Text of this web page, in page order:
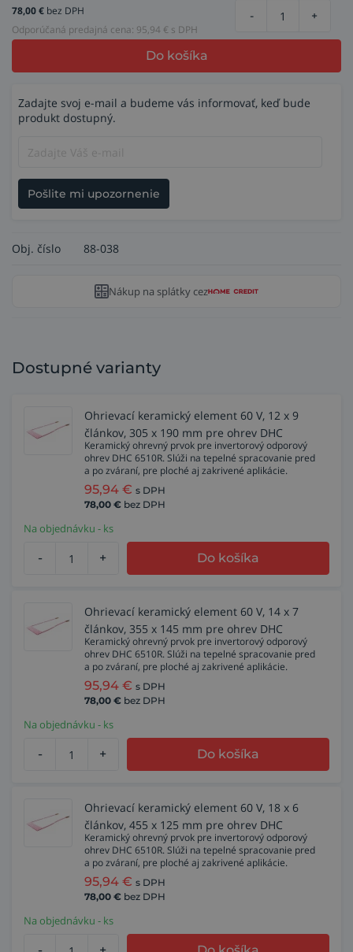
78,00€ bez DPH
Odporúčaná predajná cena: 95,94 € s DPH
- +
Do košíka
Zadajte svoj e-mail a budeme vás informovať, keď bude
produkt dostupný.
Pošlite mi upozornenie
Obj. číslo 88-038
Nákup na splátky cez
Dostupné varianty
Ohrievací keramický element 60 V, 12 x 9
článkov, 305 x 190 mm pre ohrev DHC
Keramický ohrevný prvok pre invertorový odporový
ohrev DHC 6510R. Slúži na tepelné spracovanie pred
a po zváraní, pre ploché aj zakrivené aplikácie.
95,94 € s DPH
78,00 € bez DPH
Na objednávku - ks
- + Do košíka
Ohrievací keramický element 60 V, 14 x 7
článkov, 355 x 145 mm pre ohrev DHC
Keramický ohrevný prvok pre invertorový odporový
ohrev DHC 6510R. Slúži na tepelné spracovanie pred
a po zváraní, pre ploché aj zakrivené aplikácie.
95,94 € s DPH
78,00 € bez DPH
Na objednávku - ks
- + Do košíka
Ohrievací keramický element 60 V, 18 x 6
článkov, 455 x 125 mm pre ohrev DHC
Keramický ohrevný prvok pre invertorový odporový
ohrev DHC 6510R. Slúži na tepelné spracovanie pred
a po zváraní, pre ploché aj zakrivené aplikácie.
95,94 € s DPH
78,00 € bez DPH
Na objednávku - ks